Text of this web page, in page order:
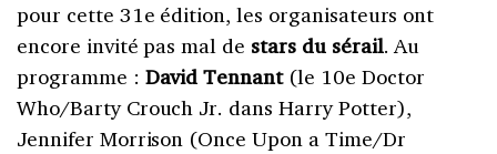
pour cette 31e édition, les organisateurs ont
encore invité pas mal de stars du sérail. Au
programme : David Tennant(le 10e Doctor
Who/Barty Crouch Jr. dans Harry Potter),
Jennifer Morrison (Once Upon a Time/Dr